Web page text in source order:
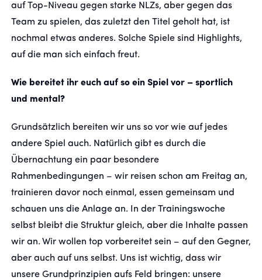
auf Top-Niveau gegen starke NLZs, aber gegen das
Team zu spielen, das zuletzt den Titel geholt hat, ist
nochmal etwas anderes. Solche Spiele sind Highlights,
auf die man sich einfach freut.
Wie bereitet ihr euch auf so ein Spiel vor – sportlich
und mental?
Grundsätzlich bereiten wir uns so vor wie auf jedes
andere Spiel auch. Natürlich gibt es durch die
Übernachtung ein paar besondere
Rahmenbedingungen – wir reisen schon am Freitag an,
trainieren davor noch einmal, essen gemeinsam und
schauen uns die Anlage an. In der Trainingswoche
selbst bleibt die Struktur gleich, aber die Inhalte passen
wir an. Wir wollen top vorbereitet sein – auf den Gegner,
aber auch auf uns selbst. Uns ist wichtig, dass wir
unsere Grundprinzipien aufs Feld bringen: unsere